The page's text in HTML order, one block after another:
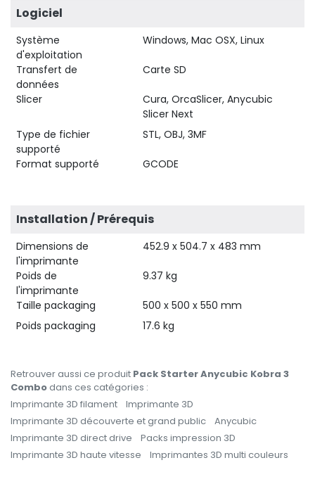
Logiciel
Système
d'exploitation
Windows, Mac OSX, Linux
Transfert de
données
Carte SD
Slicer
Cura, OrcaSlicer, Anycubic
Slicer Next
Type de fichier
supporté
STL, OBJ, 3MF
Format supporté GCODE
Installation / Prérequis
Dimensions de
l'imprimante
452.9 x 504.7 x 483 mm
Poids de
l'imprimante
9.37 kg
Taille packaging
500 x 500 x 550 mm
Poids packaging
17.6 kg
Retrouver aussi ce produit Pack Starter Anycubic Kobra 3
Combodans ces catégories :
Imprimante 3D filament
Imprimante 3D
Imprimante 3D découverte et grand public
Anycubic
Imprimante 3D direct drive
Packs impression 3D
Imprimante 3D haute vitesse
Imprimantes 3D multi couleurs